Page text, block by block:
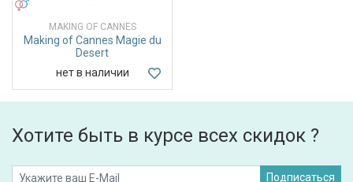
MAKING OF CANNES
Making of Cannes Magie du
Desert
нет в наличии
Хотите быть в курсе всех скидок ?
Подписаться